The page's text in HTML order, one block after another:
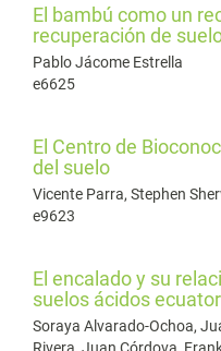
El bambú como un
recuperación de
Pablo Jácome Estrella
e6625
El Centro de
del suelo
Vicente Parra, Stephen
e9623
El encalado y su
suelos ácidos
Soraya Alvarado-Ochoa,